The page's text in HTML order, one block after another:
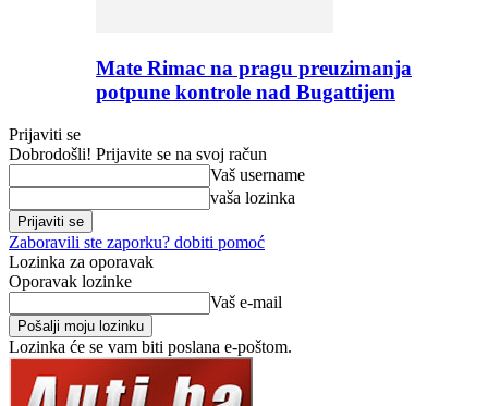
Mate Rimac na pragu preuzimanja
potpune kontrole nad Bugattijem
Prijaviti se
Dobrodošli! Prijavite se na svoj račun
Vaš username
vaša lozinka
Zaboravili ste zaporku? dobiti pomoć
Lozinka za oporavak
Oporavak lozinke
Vaš e-mail
Lozinka će se vam biti poslana e-poštom.